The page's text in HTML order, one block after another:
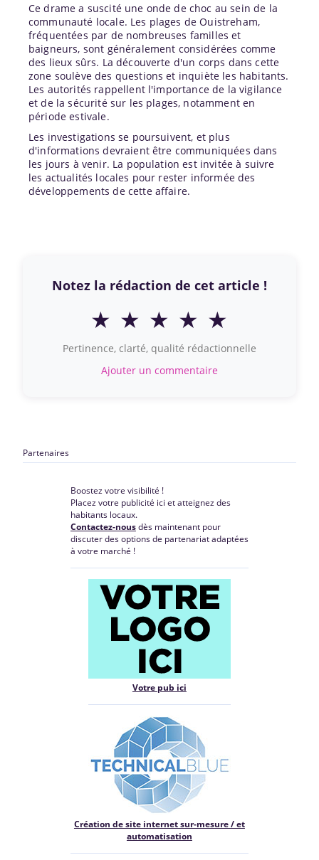
Ce drame a suscité une onde de choc au sein de la
communauté locale. Les plages de Ouistreham,
fréquentées par de nombreuses familles et
baigneurs, sont généralement considérées comme
des lieux sûrs. La découverte d'un corps dans cette
zone soulève des questions et inquiète les habitants.
Les autorités rappellent l'importance de la vigilance
et de la sécurité sur les plages, notamment en
période estivale.
Les investigations se poursuivent, et plus
d'informations devraient être communiquées dans
les jours à venir. La population est invitée à suivre
les actualités locales pour rester informée des
développements de cette affaire.
Notez la rédaction de cet article !
★ ★ ★ ★ ★
Pertinence, clarté, qualité rédactionnelle
Ajouter un commentaire
Partenaires
Boostez votre visibilité !
Placez votre publicité ici et atteignez des
habitants locaux.
Contactez-nousdès maintenant pour
discuter des options de partenariat adaptées
à votre marché !
Votre pub ici
Création de site internet sur-mesure / et
automatisation